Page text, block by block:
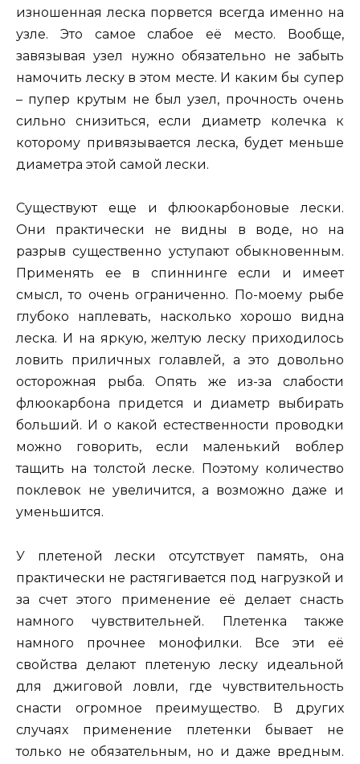
изношенная леска порвется всегда именно на
узле. Это самое слабое её место. Вообще,
завязывая узел нужно обязательно не забыть
намочить леску в этом месте. И каким бы супер
– пупер крутым не был узел, прочность очень
сильно снизиться, если диаметр колечка к
которому привязывается леска, будет меньше
диаметра этой самой лески.
Существуют еще и флюокарбоновые лески.
Они практически не видны в воде, но на
разрыв существенно уступают обыкновенным.
Применять ее в спиннинге если и имеет
смысл, то очень ограниченно. По-моему рыбе
глубоко наплевать, насколько хорошо видна
леска. И на яркую, желтую леску приходилось
ловить приличных голавлей, а это довольно
осторожная рыба. Опять же из-за слабости
флюокарбона придется и диаметр выбирать
больший. И о какой естественности проводки
можно говорить, если маленький воблер
тащить на толстой леске. Поэтому количество
поклевок не увеличится, а возможно даже и
уменьшится.
У плетеной лески отсутствует память, она
практически не растягивается под нагрузкой и
за счет этого применение её делает снасть
намного чувствительней. Плетенка также
намного прочнее монофилки. Все эти её
свойства делают плетеную леску идеальной
для джиговой ловли, где чувствительность
снасти огромное преимущество. В других
случаях применение плетенки бывает не
только не обязательным, но и даже вредным.